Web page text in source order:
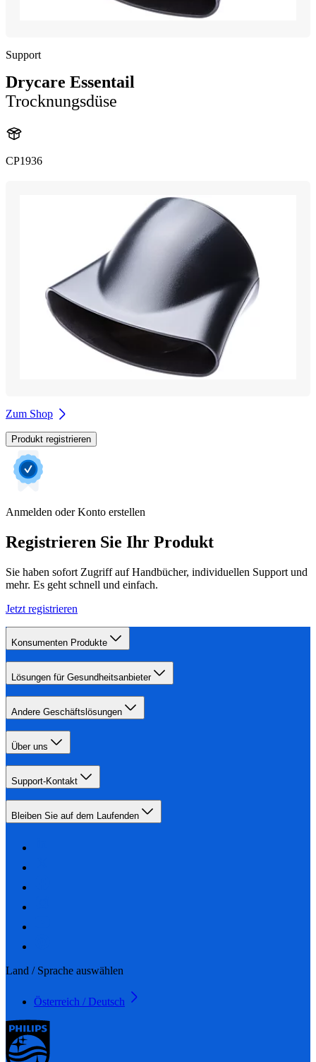
Support
Drycare Essentail
Trocknungsdüse
CP1936
Zum Shop
Produkt registrieren
Anmelden oder Konto erstellen
Registrieren Sie Ihr Produkt
Sie haben sofort Zugriff auf Handbücher, individuellen Support und
mehr. Es geht schnell und einfach.
Jetzt registrieren
Konsumenten Produkte
Lösungen für Gesundheitsanbieter
Andere Geschäftslösungen
Über uns
Support-Kontakt
Bleiben Sie auf dem Laufenden
Land / Sprache auswählen
Österreich / Deutsch